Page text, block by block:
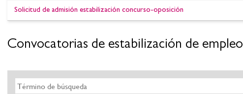
Solicitud de admisión estabilización concurso-oposición
Convocatorias de estabilización de empleo